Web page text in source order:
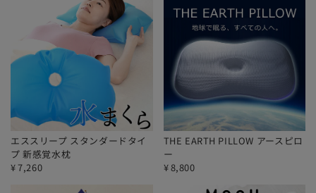
エススリープ スタンダードタイ
プ 新感覚水枕
¥ 7,260
THE EARTH PILLOW アースピロ
ー
¥8,800